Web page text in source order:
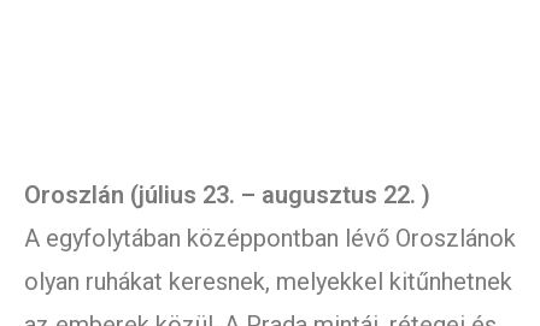
Oroszlán (július 23. – augusztus 22. )
A egyfolytában középpontban lévő Oroszlánok
olyan ruhákat keresnek, melyekkel kitűnhetnek